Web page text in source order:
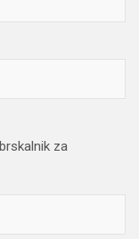
za